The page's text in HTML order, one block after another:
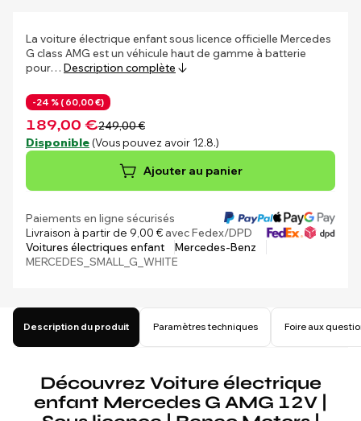
La voiture électrique enfant sous licence officielle Mercedes
G class AMG est un véhicule haut de gamme à batterie
pour… Description complète
-24 % ( 60,00 €)
189,00 €249,00 €
Disponible (Vous pouvez avoir 12.8.)
Ajouter au panier
Paiements en ligne sécurisés
Livraison à partir de 9,00 €avec Fedex/DPD
Voitures électriques enfant
Mercedes-Benz
MERCEDES_SMALL_G_WHITE
Description du produit Paramètres techniques Foire aux
Découvrez Voiture électrique
enfant Mercedes G AMG 12V |